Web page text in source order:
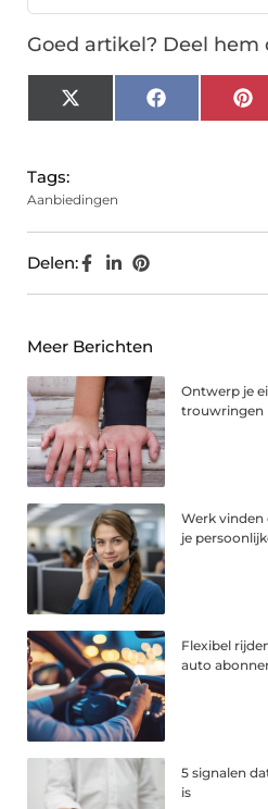
Goed artikel? Deel hem
X
(Twitter)
Facebook
Tags:
Aanbiedingen
Delen:
Meer Berichten
Ontwerp je
trouwringen
Werk vinden
je
Flexibel
auto
5 signalen
is